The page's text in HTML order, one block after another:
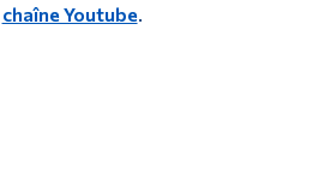
chaîne Youtube.